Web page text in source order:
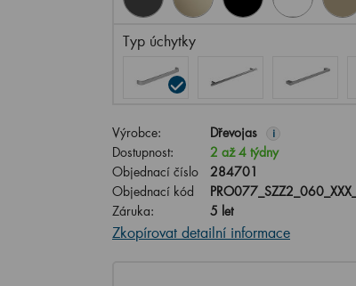
Typ úchytky
Výrobce: Dřevojas i
Dostupnost:
2 až 4 týdny
Objednací číslo
284701
Objednací kód
Záruka:
5 let
Zkopírovat detailní informace